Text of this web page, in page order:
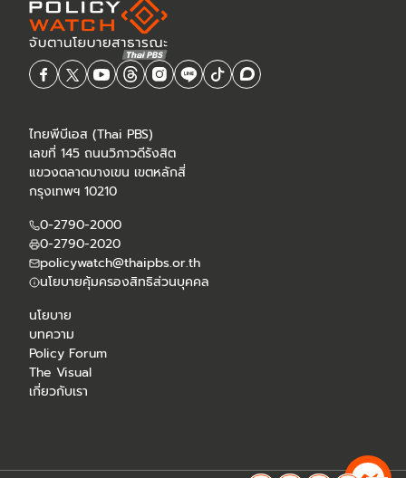
ไทยพีบีเอส (Thai PBS)
เลขที่ 145 ถนนวิภาวดีรังสิต
แขวงตลาดบางเขน เขตหลักสี่
กรุงเทพฯ 10210
0-2790-2000
0-2790-2020
policywatch@thaipbs.or.th
นโยบายคุ้มครองสิทธิส่วนบุคคล
นโยบาย
บทความ
Policy Forum
The Visual
เกี่ยวกับเรา